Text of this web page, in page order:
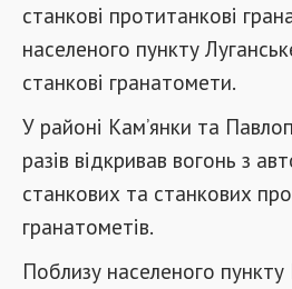
станкові протитанкові
населеного пункту
станкові гранатомети.
У районі Кам’янки та
разів відкривав вогонь з
станкових та станкових
гранатометів.
Поблизу населеного